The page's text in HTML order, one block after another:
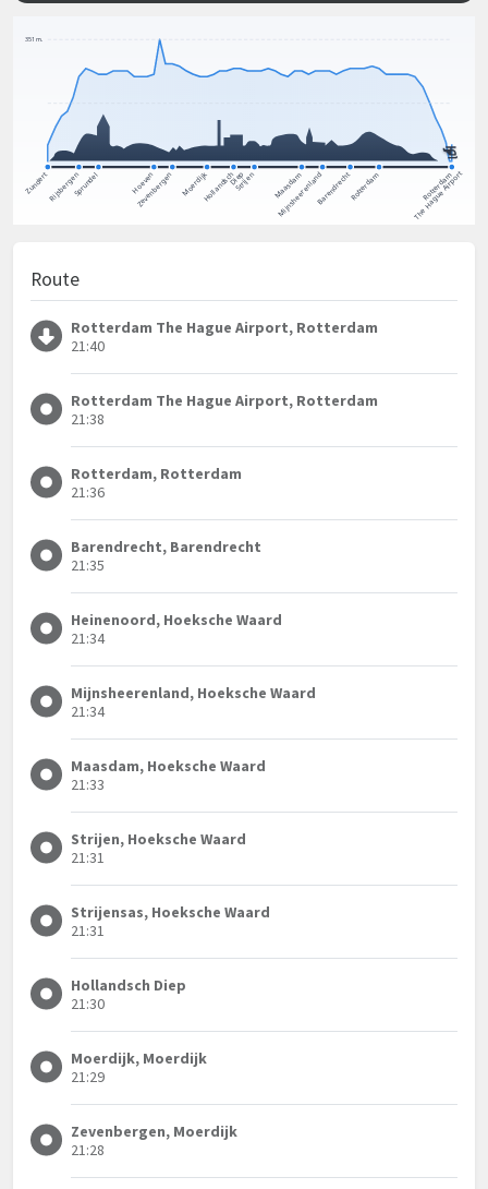
Route
Rotterdam The Hague Airport, Rotterdam
21:40
Rotterdam The Hague Airport, Rotterdam
21:38
Rotterdam, Rotterdam
21:36
Barendrecht, Barendrecht
21:35
Heinenoord, Hoeksche Waard
21:34
Mijnsheerenland, Hoeksche Waard
21:34
Maasdam, Hoeksche Waard
21:33
Strijen, Hoeksche Waard
21:31
Strijensas, Hoeksche Waard
21:31
Hollandsch Diep
21:30
Moerdijk, Moerdijk
21:29
Zevenbergen, Moerdijk
21:28